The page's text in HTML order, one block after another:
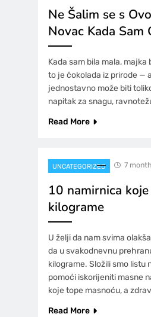
Ne Šalim se s
Novac Kada Sam
Kada sam bila mala,
to je čokolada iz prirode —
jednostavno može biti
napitak za snagu,
Read More
UNCATEGORIZED 7
10 namirnica
kilograme
U želji da nam svima
da u svakodnevnu
kilograme. Složili smo listu
pomoći iskorijeniti masne
koje tope masnoću, a
Read More